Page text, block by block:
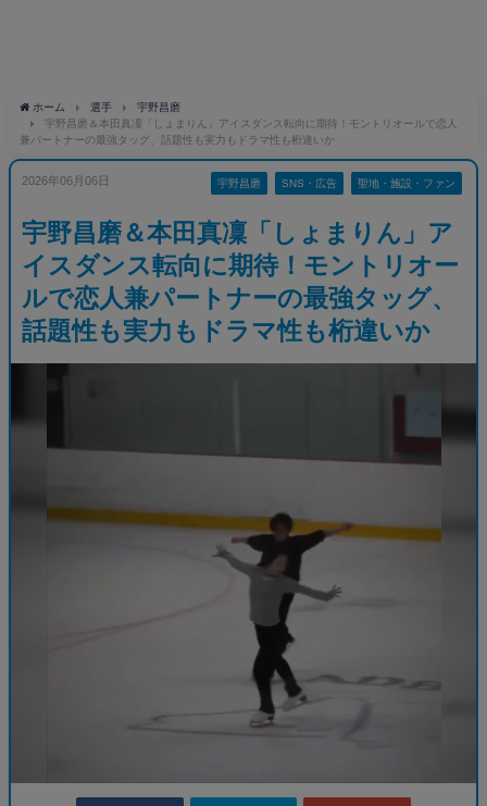
ホーム 選手
宇野昌磨
宇野昌磨＆本田真凜「しょまりん」アイスダンス転向に期待！モントリオールで恋人
兼パートナーの最強タッグ、話題性も実力もドラマ性も桁違いか
2026年06月06日 宇野昌磨 SNS・広告 聖地・施設・ファン
宇野昌磨＆本田真凜「しょまりん」ア
イスダンス転向に期待！モントリオー
ルで恋人兼パートナーの最強タッグ、
話題性も実力もドラマ性も桁違いか